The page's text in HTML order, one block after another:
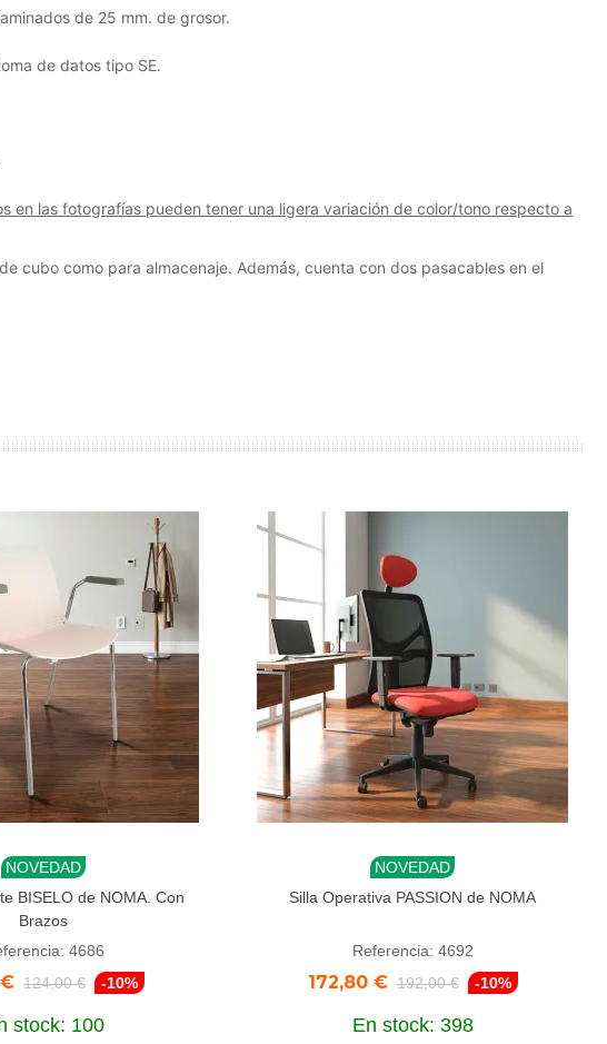
de 25 mm. de grosor.
de datos tipo SE.
en las fotografías pueden tener una ligera variación de color/tono respecto a
cubo como para almacenaje. Además, cuenta con dos pasacables en el
al carrito
NOVEDAD
BISELO de NOMA. Con
Brazos
4686
€ 124,00 € -10%
stock: 100
Añadir al carrito
NOVEDAD
Silla Operativa PASSION de NOMA
Referencia: 4692
172,80 € 192,00 € -10%
En stock: 398